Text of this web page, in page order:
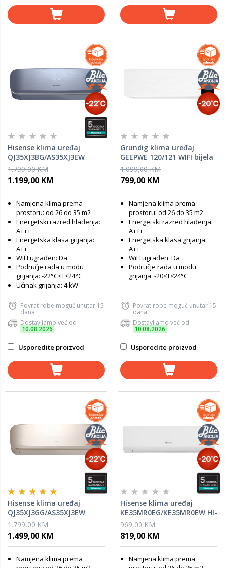
Hisense klima uređaj
QJ35XJ3BG/AS35XJ3EW
Fresh Air Blue 12K
1.799,00 KM
1.199,00 KM
Namjena klima prema
prostoru: od 26 do 35 m2
Energetski razred hlađenja:
A+++
Energetska klasa grijanja:
A++
WiFI ugrađen: Da
Područje rada u modu
grijanja: -22°C≤T≤24°C
Učinak grijanja: 4 kW
Povrat robe moguć unutar 15
dana
Dostavljamo već od
10.08.2026
Usporedite proizvod
Grundig klima uređaj
GEEPWE 120/121 WIFI bijela
1.099,00 KM
799,00 KM
Namjena klima prema
prostoru: od 26 do 35 m2
Energetski razred hlađenja:
A+++
Energetska klasa grijanja:
A++
WiFI ugrađen: Da
Područje rada u modu
grijanja: -20≤T≤24°C
Povrat robe moguć unutar 15
dana
Dostavljamo već od
10.08.2026
Usporedite proizvod
Hisense klima uređaj
QJ35XJ3GG/AS35XJ3EW
Fresh Air Golden 12K
1.799,00 KM
1.499,00 KM
Namjena klima prema
Hisense klima uređaj
KE35MR0EG/KE35MR0EW HI-
Comfort 12K
969,00 KM
819,00 KM
Namjena klima prema